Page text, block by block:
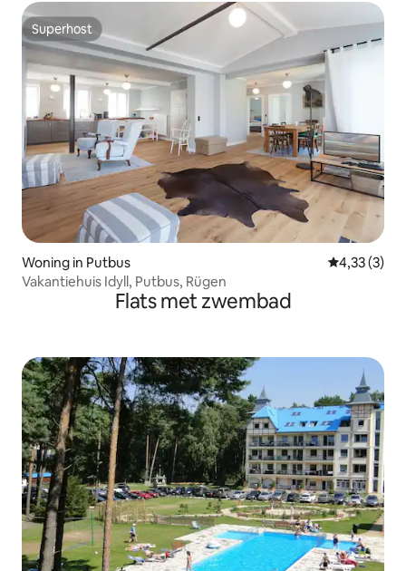
Superhost
Superhost
Woning in Putbus
4,33 (3)
Vakantiehuis Idyll, Putbus, Rügen
Flats met zwembad